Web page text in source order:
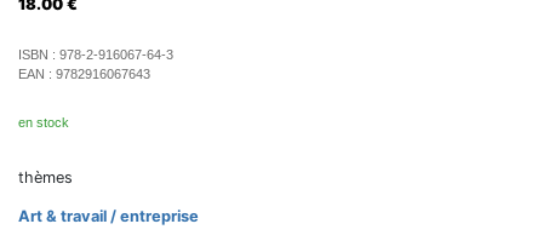
18.00 €
ISBN : 978-2-916067-64-3
EAN : 9782916067643
en stock
thèmes
Art & travail / entreprise